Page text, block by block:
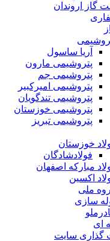
گاز اروندان
آریا ساسول
پتروشیمی مارون
پتروشیمی جم
پتروشیمی امیرکبیر
پتروشیمی تندگویان
پتروشیمی خوزستان
پتروشیمی تبریز
خوزستان
فولادشادگان
مبارکه اصفهان
اکسین
ملی
سازی
ای
گذاری سایت